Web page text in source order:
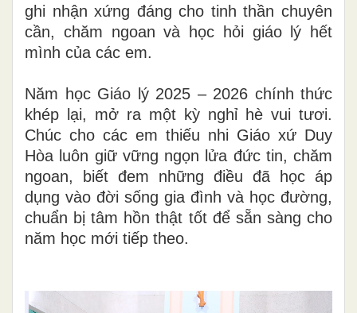
ghi nhận xứng đáng cho tinh thần chuyên
cần, chăm ngoan và học hỏi giáo lý hết
mình của các em.
Năm học Giáo lý 2025 – 2026 chính thức
khép lại, mở ra một kỳ nghỉ hè vui tươi.
Chúc cho các em thiếu nhi Giáo xứ Duy
Hòa luôn giữ vững ngọn lửa đức tin, chăm
ngoan, biết đem những điều đã học áp
dụng vào đời sống gia đình và học đường,
chuẩn bị tâm hồn thật tốt để sẵn sàng cho
năm học mới tiếp theo.